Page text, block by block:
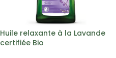
Huile relaxante à la Lavande
certifiée Bio